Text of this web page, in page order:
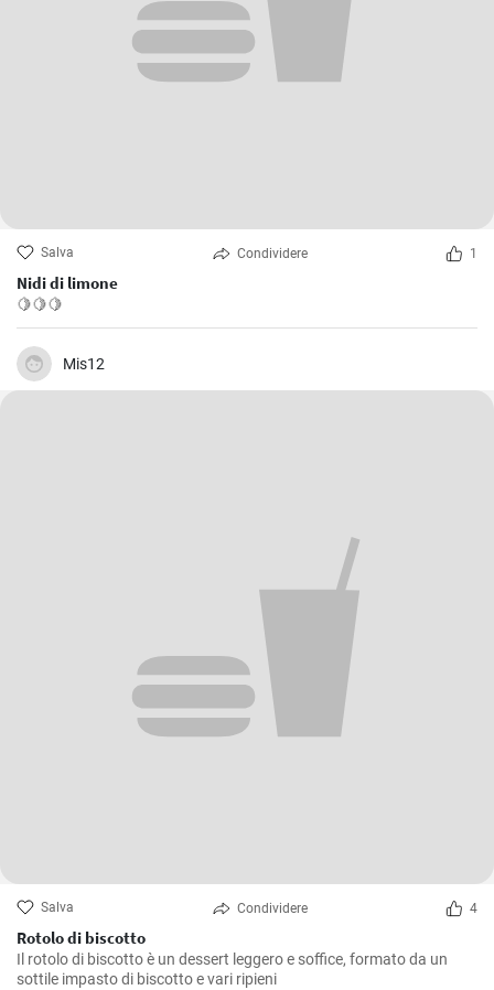
Salva Condividere 1
Nidi di limone
🍋🍋🍋
Mis12
Salva Condividere 4
Rotolo di biscotto
Il rotolo di biscotto è un dessert leggero e soffice, formato da un
sottile impasto di biscotto e vari ripieni